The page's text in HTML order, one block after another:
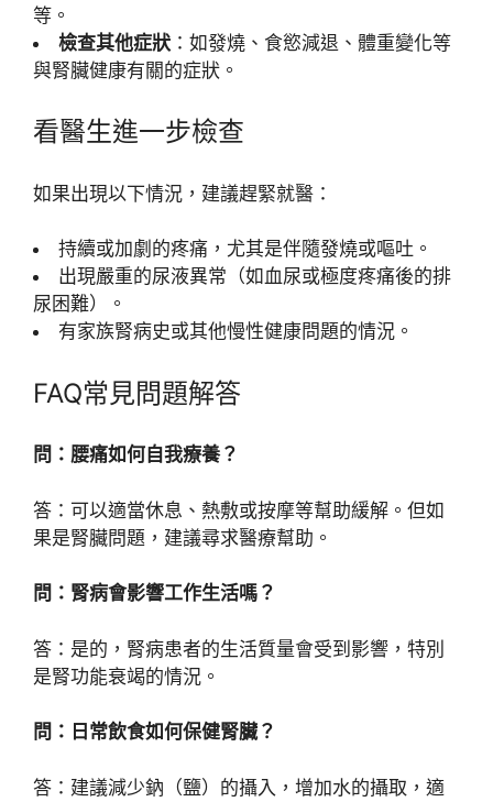
等。
檢查其他症狀 ：如發燒、食慾減退、體重變化等
與腎臟健康有關的症狀。
看醫生進一步檢查
如果出現以下情況，建議趕緊就醫：
持續或加劇的疼痛，尤其是伴隨發燒或嘔吐。
出現嚴重的尿液異常（如血尿或極度疼痛後的排
尿困難）。
有家族腎病史或其他慢性健康問題的情況。
FAQ常見問題解答
問：腰痛如何自我療養？
答：可以適當休息、熱敷或按摩等幫助緩解。但如
果是腎臟問題，建議尋求醫療幫助。
問：腎病會影響工作生活嗎？
答：是的，腎病患者的生活質量會受到影響，特別
是腎功能衰竭的情況。
問：日常飲食如何保健腎臟？
答：建議減少鈉（鹽）的攝入，增加水的攝取，適